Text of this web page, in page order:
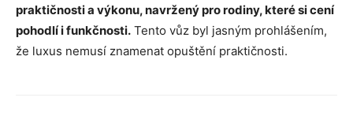
praktičnosti a výkonu, navržený pro rodiny, které si cení
pohodlí i funkčnosti. Tento vůz byl jasným prohlášením,
že luxus nemusí znamenat opuštění praktičnosti.